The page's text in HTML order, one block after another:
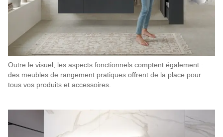
Outre le visuel, les aspects fonctionnels comptent également :
des meubles de rangement pratiques offrent de la place pour
tous vos produits et accessoires.